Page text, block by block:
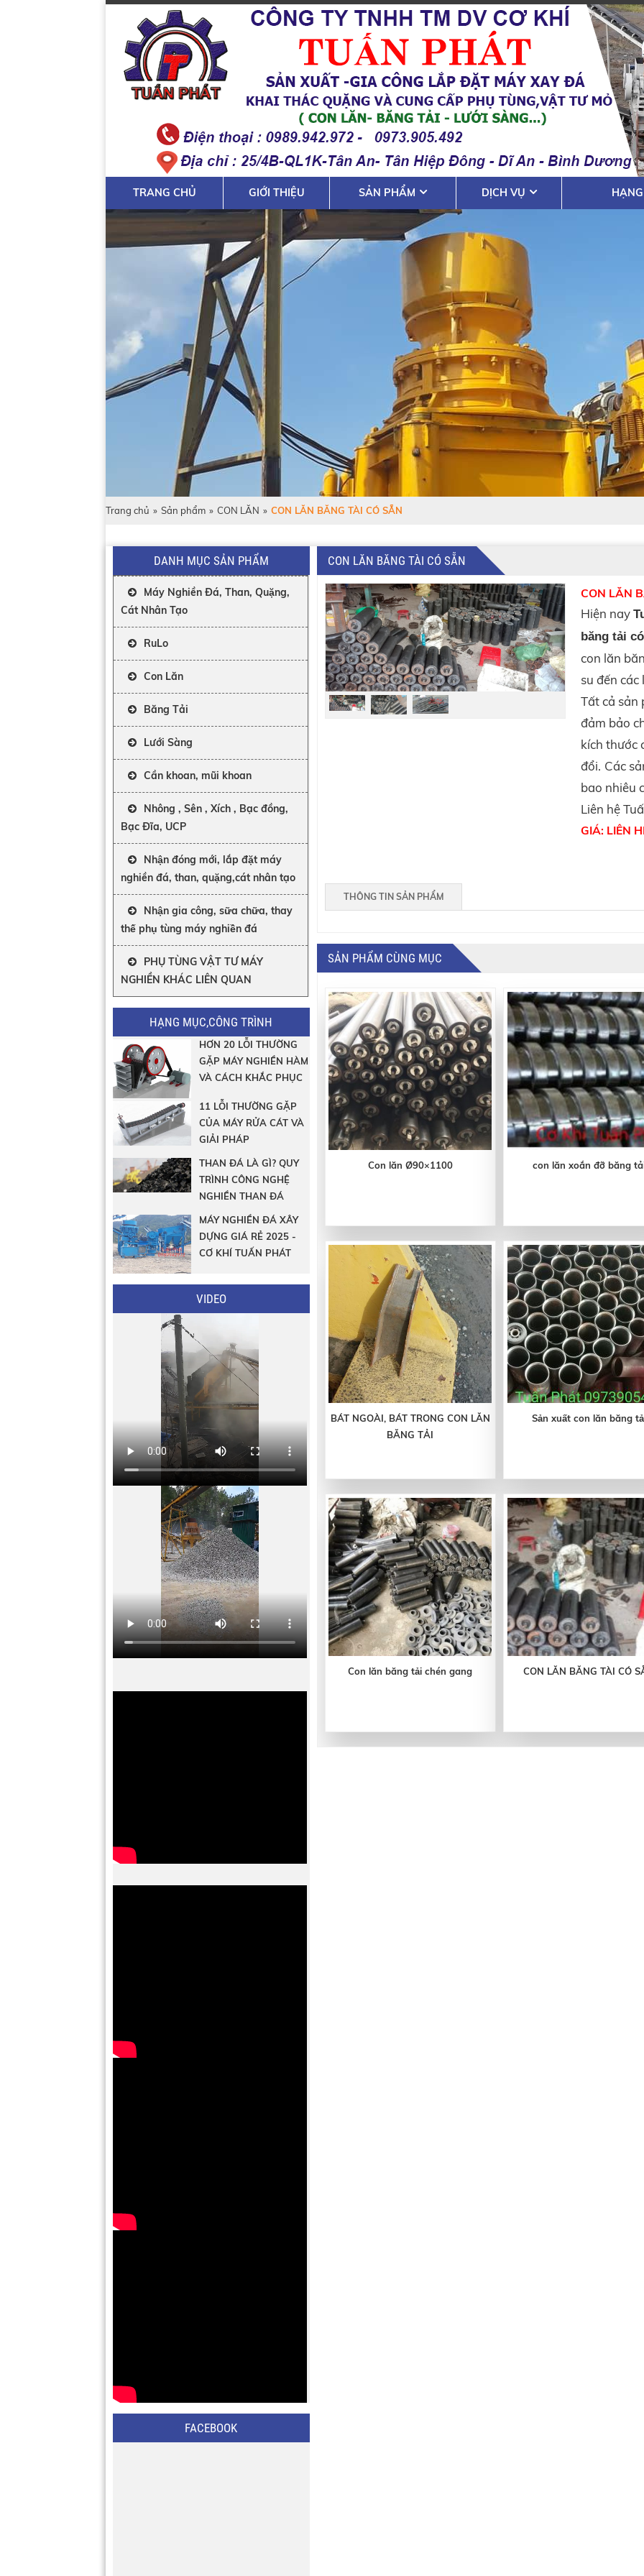
TRANG CHỦ GIỚI THIỆU SẢN PHẨM DỊCH VỤ
Trang chủ » Sản phẩm » CON LĂN » CON LĂN BĂNG TÀI CÓ SẴN
DANH MỤC SẢN PHẨM
Máy Nghiền Đá, Than, Quặng,
Cát Nhân Tạo
RuLo
Con Lăn
Băng Tải
Lưới Sàng
Cần khoan, mũi khoan
Nhông , Sên , Xích , Bạc đồng,
Bạc Đĩa, UCP
Nhận đóng mới, lắp đặt máy
nghiền đá, than, quặng,cát nhân tạo
Nhận gia công, sữa chữa, thay
thế phụ tùng máy nghiền đá
PHỤ TÙNG VẬT TƯ MÁY
NGHIỀN KHÁC LIÊN QUAN
HẠNG MỤC,CÔNG TRÌNH
HƠN 20 LỖI THƯỜNG
GẶP MÁY NGHIỀN HÀM
VÀ CÁCH KHẮC PHỤC
11 LỖI THƯỜNG GẶP
CỦA MÁY RỬA CÁT VÀ
GIẢI PHÁP
THAN ĐÁ LÀ GÌ? QUY
TRÌNH CÔNG NGHỆ
NGHIỀN THAN ĐÁ
MÁY NGHIỀN ĐÁ XÂY
DỰNG GIÁ RẺ 2025 -
CƠ KHÍ TUẤN PHÁT
VIDEO
FACEBOOK
CON LĂN BĂNG TÀI CÓ SẴN
CON LĂN
Hiện nay
băng tải
con lăn
su đến
Tất cả sản
đảm bảo
kích thước
đổi. Các
bao nhiêu
Liên hệ
GIÁ: LIÊN
THÔNG TIN SẢN PHẨM
SẢN PHẨM CÙNG MỤC
Con lăn Ø90×1100 con lăn xoắn đỡ băng
BÁT NGOÀI, BÁT TRONG CON LĂN
BĂNG TẢI
Sản xuất con lăn băng
Con lăn băng tải chén gang CON LĂN BĂNG TÀI CÓ